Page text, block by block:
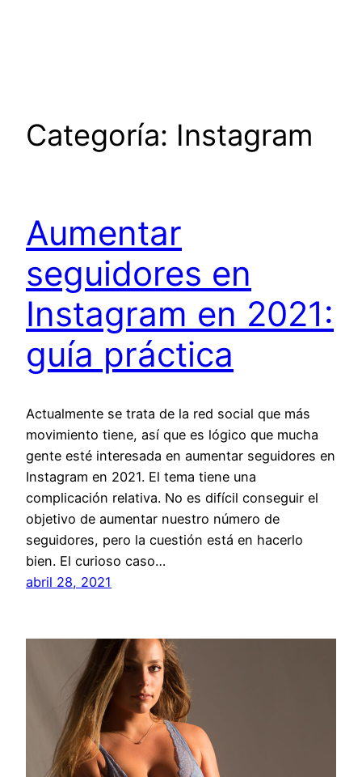
Categoría: Instagram
Aumentar
seguidores en
Instagram en 2021:
guía práctica
Actualmente se trata de la red social que más
movimiento tiene, así que es lógico que mucha
gente esté interesada en aumentar seguidores en
Instagram en 2021. El tema tiene una
complicación relativa. No es difícil conseguir el
objetivo de aumentar nuestro número de
seguidores, pero la cuestión está en hacerlo
bien. El curioso caso…
abril 28, 2021